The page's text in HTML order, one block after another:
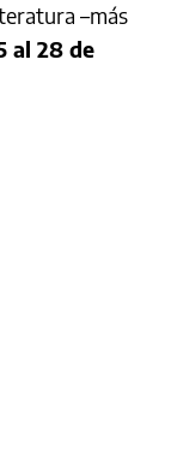
–más
al 28 de